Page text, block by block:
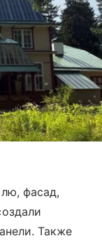
фасад,
Также